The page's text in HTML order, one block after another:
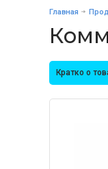
Главная
Кратко о